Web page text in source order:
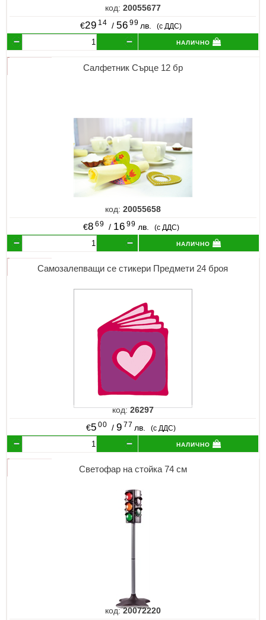
код: 20055677
€29 14 / 56 99 лв. (с ДДС)
налично
Салфетник Сърце 12 бр
код: 20055658
€8 69 / 16 99 лв. (с ДДС)
налично
Самозалепващи се стикери Предмети 24 броя
код:26297
€5 00 / 9 77 лв. (с ДДС)
налично
Светофар на стойка 74 см
код:20072220